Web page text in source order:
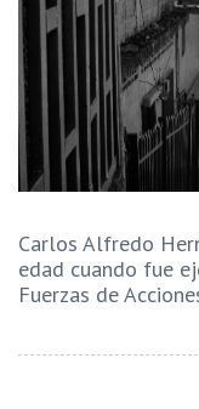
Carlos Alfredo
edad cuando fue
Fuerzas de